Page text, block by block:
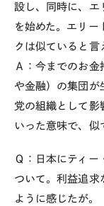
設し、同時に、エ
を始めた。エリー
クは似ていると言
Ａ：今までのお
や金融）の集団が
党の組織として影
いった意味で、似
Ｑ：日本にティー
ついて。利益追求
ように感じたが。